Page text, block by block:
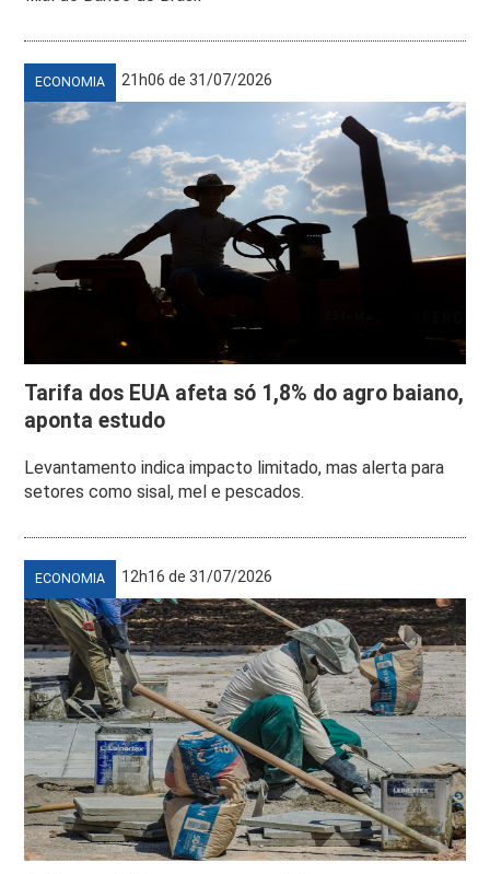
ECONOMIA 21h06 de 31/07/2026
Tarifa dos EUA afeta só 1,8% do agro baiano,
aponta estudo
Levantamento indica impacto limitado, mas alerta para
setores como sisal, mel e pescados.
ECONOMIA 12h16 de 31/07/2026